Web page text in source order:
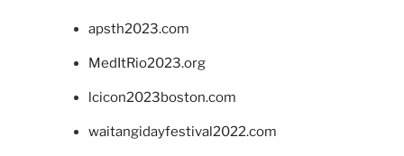
apsth2023.com
MedItRio2023.org
lcicon2023boston.com
waitangidayfestival2022.com